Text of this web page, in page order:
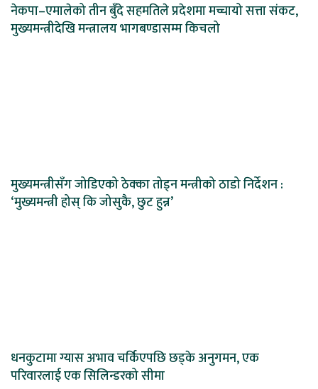
नेकपा–एमालेको तीन बुँदे सहमतिले प्रदेशमा मच्चायो सत्ता संकट,
मुख्यमन्त्रीदेखि मन्त्रालय भागबण्डासम्म किचलो
मुख्यमन्त्रीसँग जोडिएको ठेक्का तोड्न मन्त्रीको ठाडो निर्देशन :
‘मुख्यमन्त्री होस् कि जोसुकै, छुट हुन्न’
धनकुटामा ग्यास अभाव चर्किएपछि छड्के अनुगमन, एक
परिवारलाई एक सिलिन्डरको सीमा